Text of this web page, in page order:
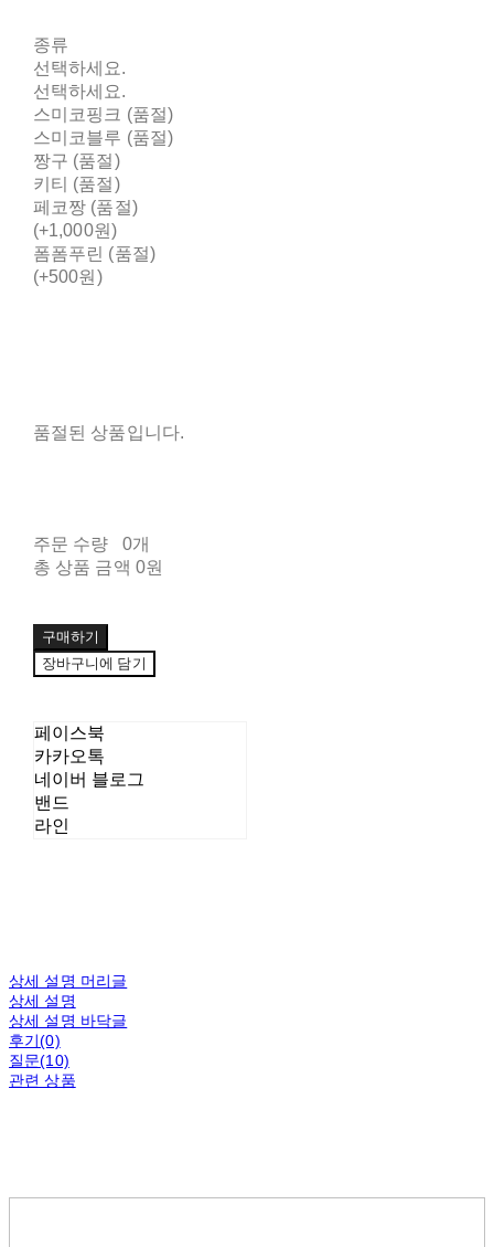
종류
선택하세요.
선택하세요.
스미코핑크 (품절)
스미코블루 (품절)
짱구 (품절)
키티 (품절)
페코짱 (품절)
(+1,000원)
폼폼푸린 (품절)
(+500원)
품절된 상품입니다.
주문 수량
0개
총 상품 금액 0원
구매하기
장바구니에 담기
페이스북
카카오톡
네이버 블로그
밴드
라인
상세 설명 머리글
상세 설명
상세 설명 바닥글
후기(0)
질문(10)
관련 상품